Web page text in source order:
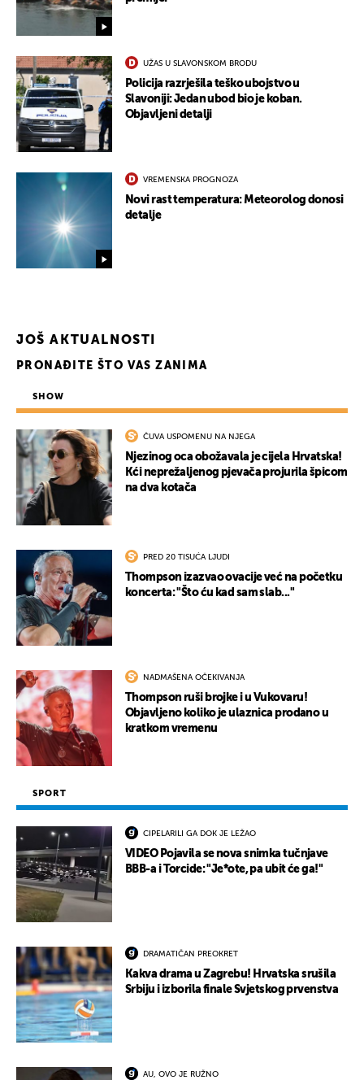
UŽAS U SLAVONSKOM BRODU
Policija razrješila teško ubojstvo u
Slavoniji: Jedan ubod bio je koban.
Objavljeni detalji
VREMENSKA PROGNOZA
Novi rast temperatura: Meteorolog donosi
detalje
JOŠ AKTUALNOSTI
PRONAĐITE ŠTO VAS ZANIMA
SHOW
ČUVA USPOMENU NA NJEGA
Njezinog oca obožavala je cijela Hrvatska!
Kći neprežaljenog pjevača projurila špicom
na dva kotača
PRED 20 TISUĆA LJUDI
Thompson izazvao ovacije već na početku
koncerta: "Što ću kad sam slab..."
NADMAŠENA OČEKIVANJA
Thompson ruši brojke i u Vukovaru!
Objavljeno koliko je ulaznica prodano u
kratkom vremenu
SPORT
CIPELARILI GA DOK JE LEŽAO
VIDEO Pojavila se nova snimka tučnjave
BBB-a i Torcide: "Je*ote, pa ubit će ga!"
DRAMATIČAN PREOKRET
Kakva drama u Zagrebu! Hrvatska srušila
Srbiju i izborila finale Svjetskog prvenstva
AU, OVO JE RUŽNO
UKLJUČITE NOTIFIKACIJE